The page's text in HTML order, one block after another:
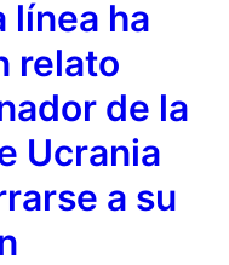
línea ha
relato
de la
Ucrania
a su